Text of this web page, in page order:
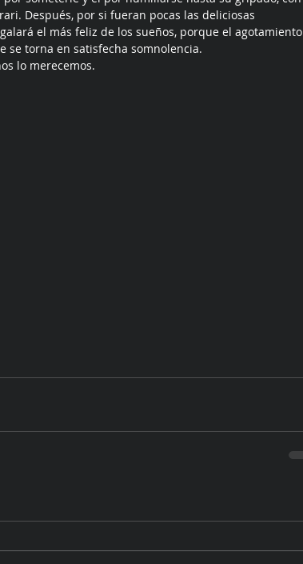
Después, por si fueran pocas las deliciosas
el más feliz de los sueños, porque el agotamiento
se torna en satisfecha somnolencia.
lo merecemos.